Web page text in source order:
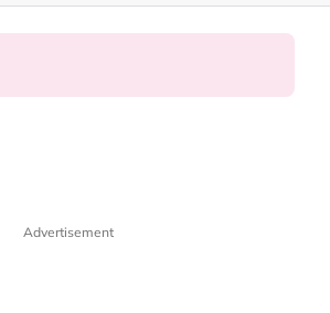
Advertisement